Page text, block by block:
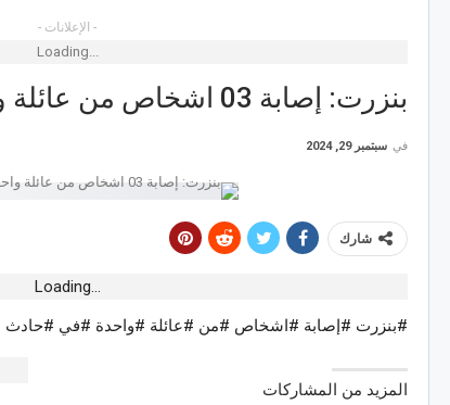
- الإعلانات -
Loading...
بنزرت: إصابة 03 اشخاص من عائلة واحدة في حادث مرور
في سبتمبر 29, 2024
شارك
Loading...
#بنزرت #إصابة #اشخاص #من #عائلة #واحدة #في #حادث
المزيد من المشاركات
في مسرح سيدي الظاهر بسوسة..”بابا نوّال”
يُعرّي المجتمع وبوسعدية يُصحّح الوضعيّة
الاتحاد المنستيري: عقبة الترخيص البنكي
“تقل تونس” تلاحق المتورطين في إلقاء
الفضلات على السكة الحديدية بمحطة الكرم
جمعية الاتحاد الرياضي
أخبار الجهات